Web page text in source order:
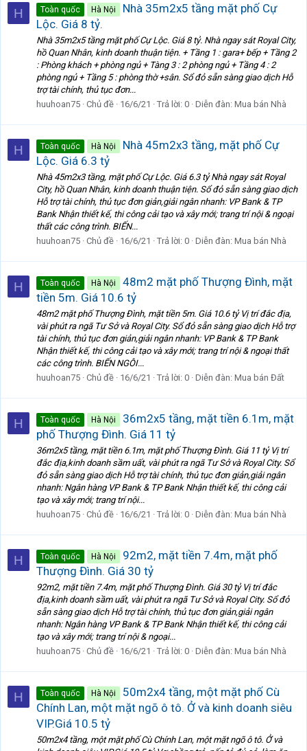
H Toàn quốc Hà Nội
Nhà 35m2x5 tầng mặt phố Cự
Lộc. Giá 8 tỷ.
Nhà 35m2x5 tầng mặt phố Cự Lộc. Giá 8 tỷ. Nhà ngay sát Royal City,
hồ Quan Nhân, kinh doanh thuận tiện. + Tầng 1 : gara+ bếp + Tầng 2
: Phòng khách + phòng ngủ + Tàng 3 : 2 phòng ngủ + Tầng 4 : 2
phòng ngủ + Tầng 5 : phòng thờ +sân. Sổ đỏ sẵn sàng giao dịch Hỗ
trợ tài chính, thủ tục đơn...
huuhoan75 Chủ đề 16/6/21 Trả lời: 0 Diễn đàn: Mua bán Nhà
H Toàn quốc Hà Nội
Nhà 45m2x3 tầng, mặt phố Cự
Lộc. Giá 6.3 tỷ
Nhà 45m2x3 tầng, mặt phố Cự Lộc. Giá 6.3 tỷ Nhà ngay sát Royal
City, hồ Quan Nhân, kinh doanh thuận tiện. Sổ đỏ sẵn sàng giao dịch
Hỗ trợ tài chính, thủ tục đơn giản,giải ngân nhanh: VP Bank & TP
Bank Nhận thiết kế, thi công cải tạo và xây mới; trang trí nội & ngoại
thất các công trình. BIẾN...
huuhoan75 Chủ đề 16/6/21 Trả lời: 0 Diễn đàn: Mua bán Nhà
H Toàn quốc Hà Nội
48m2 mặt phố Thượng Đình, mặt
tiền 5m. Giá 10.6 tỷ
48m2 mặt phố Thượng Đình, mặt tiền 5m. Giá 10.6 tỷ Vị trí đắc địa,
vài phút ra ngã Tư Sở và Royal City. Sổ đỏ sẵn sàng giao dịch Hỗ trợ
tài chính, thủ tục đơn giản,giải ngân nhanh: VP Bank & TP Bank
Nhận thiết kế, thi công cải tạo và xây mới; trang trí nội & ngoại thất
các công trình. BIẾN NGÔI...
huuhoan75 Chủ đề 16/6/21 Trả lời: 0 Diễn đàn: Mua bán Đất
H Toàn quốc Hà Nội
36m2x5 tầng, mặt tiền 6.1m, mặt
phố Thượng Đình. Giá 11 tỷ
36m2x5 tầng, mặt tiền 6.1m, mặt phố Thượng Đình. Giá 11 tỷ Vị trí
đắc địa,kinh doanh sầm uất, vài phút ra ngã Tư Sở và Royal City. Sổ
đỏ sẵn sàng giao dịch Hỗ trợ tài chính, thủ tục đơn giản,giải ngân
nhanh: Ngân hàng VP Bank & TP Bank Nhận thiết kế, thi công cải
tạo và xây mới; trang trí nội...
huuhoan75 Chủ đề 16/6/21 Trả lời: 0 Diễn đàn: Mua bán Nhà
H Toàn quốc Hà Nội
92m2, mặt tiền 7.4m, mặt phố
Thượng Đình. Giá 30 tỷ
92m2, mặt tiền 7.4m, mặt phố Thượng Đình. Giá 30 tỷ Vị trí đắc
địa,kinh doanh sầm uất, vài phút ra ngã Tư Sở và Royal City. Sổ đỏ
sẵn sàng giao dịch Hỗ trợ tài chính, thủ tục đơn giản,giải ngân
nhanh: Ngân hàng VP Bank & TP Bank Nhận thiết kế, thi công cải
tạo và xây mới; trang trí nội & ngoại...
huuhoan75 Chủ đề 16/6/21 Trả lời: 0 Diễn đàn: Mua bán Nhà
H Toàn quốc Hà Nội
50m2x4 tầng, một mặt phố Cù
Chính Lan, một mặt ngõ ô tô. Ở và kinh doanh siêu
VIP.Giá 10.5 tỷ
50m2x4 tầng, một mặt phố Cù Chính Lan, một mặt ngõ ô tô. Ở và